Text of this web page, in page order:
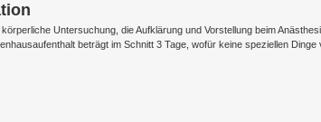
Untersuchung, die Aufklärung und Vorstellung beim
beträgt im Schnitt 3 Tage, wofür keine speziellen Dinge